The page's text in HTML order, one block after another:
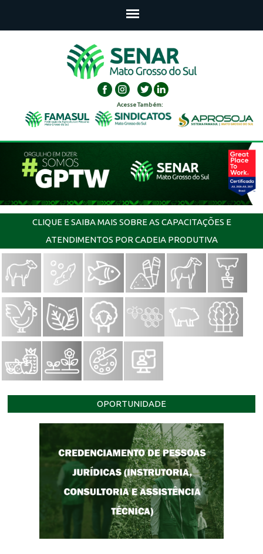
Acesse Também:
CLIQUE E SAIBA MAIS SOBRE AS CAPACITAÇÕES E
ATENDIMENTOS POR CADEIA PRODUTIVA
OPORTUNIDADE